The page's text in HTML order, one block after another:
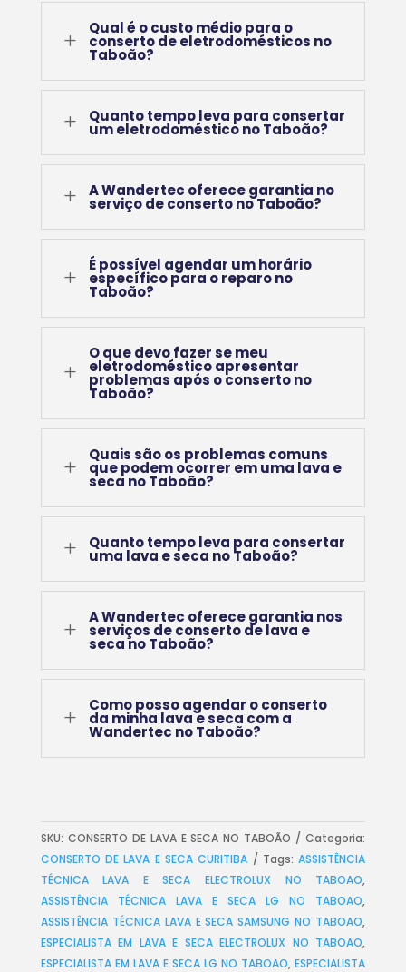
L
Qual é o custo médio para o
conserto de eletrodomésticos no
Taboão?
L Quanto tempo leva para consertar
um eletrodoméstico no Taboão?
L A Wandertec oferece garantia no
serviço de conserto no Taboão?
L
É possível agendar um horário
específico para o reparo no
Taboão?
L
O que devo fazer se meu
eletrodoméstico apresentar
problemas após o conserto no
Taboão?
L
Quais são os problemas comuns
que podem ocorrer em uma lava e
seca no Taboão?
L Quanto tempo leva para consertar
uma lava e seca no Taboão?
L
A Wandertec oferece garantia nos
serviços de conserto de lava e
seca no Taboão?
L
Como posso agendar o conserto
da minha lava e seca com a
Wandertec no Taboão?
SKU: CONSERTO DE LAVA E SECA NO TABOÃO
Categoria:
CONSERTO DE LAVA E SECA CURITIBA
Tags:ASSISTÊNCIA
TÉCNICA LAVA E SECA ELECTROLUX NO TABOAO,
ASSISTÊNCIA TÉCNICA LAVA E SECA LG NO TABOAO,
ASSISTÊNCIA TÉCNICA LAVA E SECA SAMSUNG NO TABOAO,
ESPECIALISTA EM LAVA E SECA ELECTROLUX NO TABOAO,
ESPECIALISTA EM LAVA E SECA LG NO TABOAO,ESPECIALISTA